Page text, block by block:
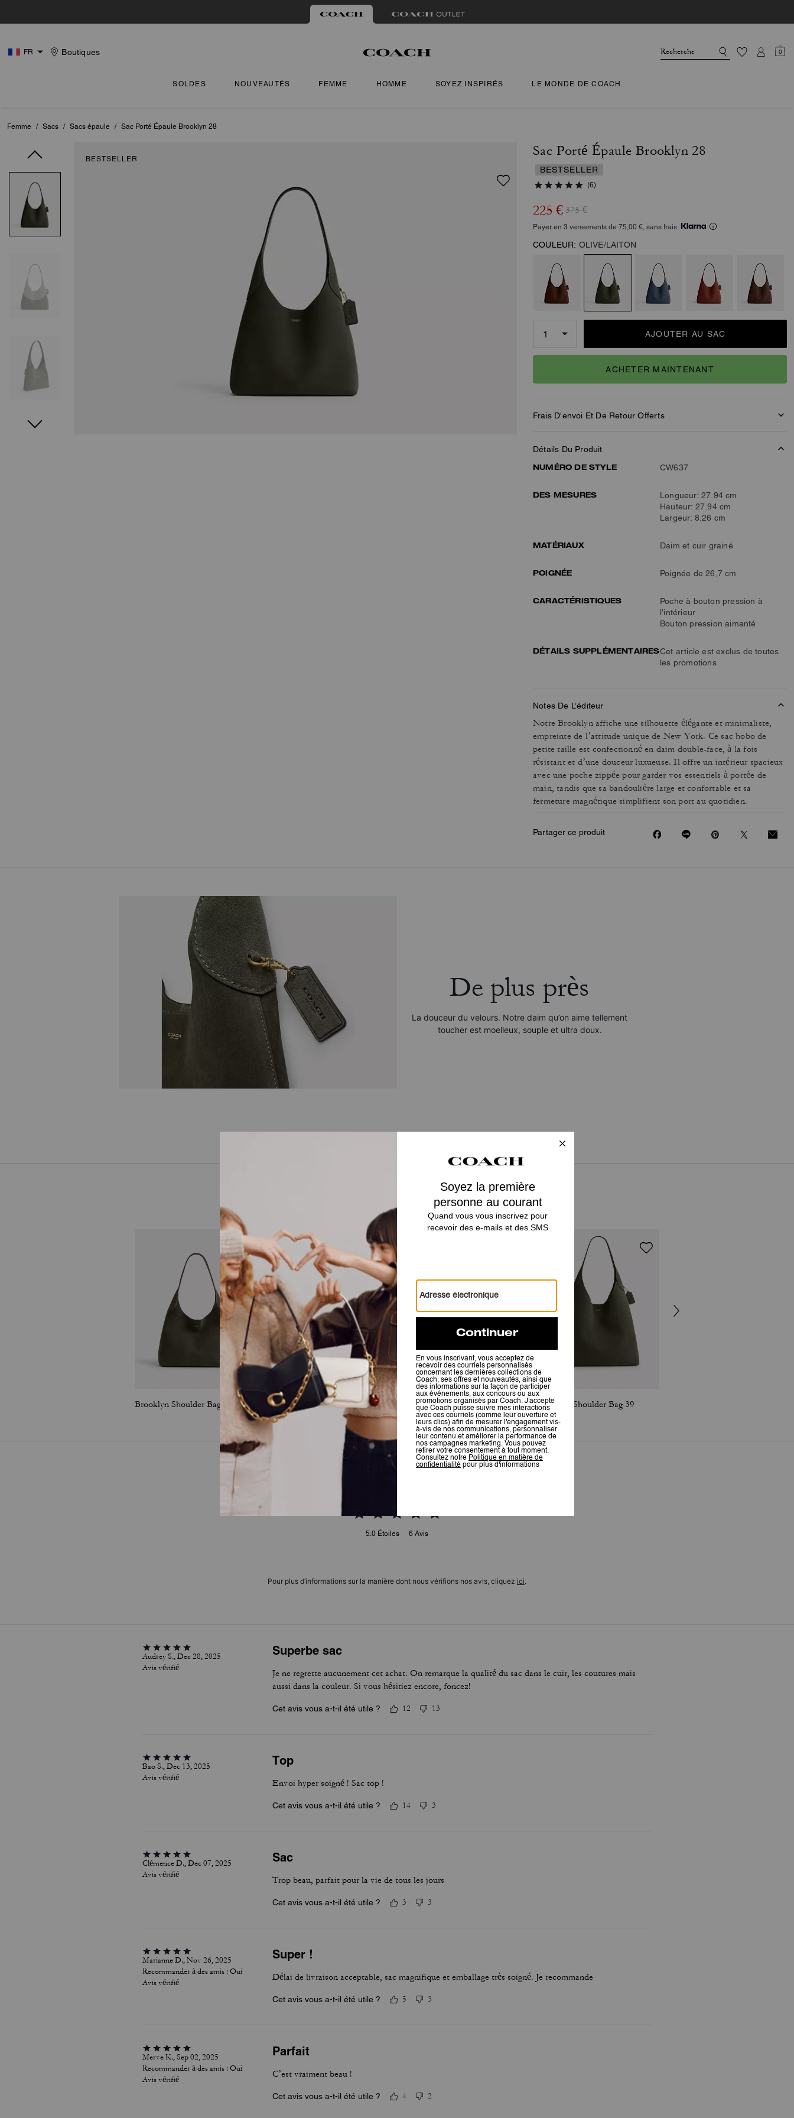
FR Boutiques 0
SOLDES NOUVEAUTÉS FEMME HOMME SOYEZ INSPIRÉS LE MONDE DE COACH
Femme / Sacs / Sacs épaule / Sac Porté Épaule Brooklyn 28
BESTSELLER
Sac Porté Épaule Brooklyn 28
BESTSELLER
(6)
225 € 375 €
Payer en 3 versements de 75,00 €, sans frais.
COULEUR: OLIVE/LAITON
AJOUTER AU SAC
ACHETER MAINTENANT
Frais D'envoi Et De Retour Offerts
Détails Du Produit
NUMÉRO DE STYLE
CW637
DES MESURES
Longueur: 27.94 cm
Hauteur: 27.94 cm
Largeur: 8.26 cm
MATÉRIAUX Daim et cuir grainé
POIGNÉE Poignée de 26,7 cm
CARACTÉRISTIQUES
Poche à bouton pression à
l’intérieur
Bouton pression aimanté
DÉTAILS SUPPLÉMENTAIRESCet article est exclus de toutes
les promotions
Notes De L’éditeur
Notre Brooklyn affiche une silhouette élégante et minimaliste,
empreinte de l’attitude unique de New York. Ce sac hobo de
petite taille est confectionné en daim double-face, à la fois
résistant et d’une douceur luxueuse. Il offre un intérieur spacieux
avec une poche zippée pour garder vos essentiels à portée de
main, tandis que sa bandoulière large et confortable et sa
fermeture magnétique simplifient son port au quotidien.
Partager ce produit
De plus près
La douceur du velours. Notre daim qu’on aime tellement
toucher est moelleux, souple et ultra doux.
Vous Aimerez Aussi
Brooklyn Shoulder Bag 34 Brooklyn Shoulder Bag 28 Brooklyn Shoulder Bag 39 Brooklyn Shoulder Bag 39
5.0 Étoiles 6 Avis
Pour plus d’informations sur la manière dont nous vérifions nos avis, cliquez ici.
Audrey S., Dec 28, 2025
Avis vérifié
Superbe sac
Je ne regrette aucunement cet achat. On remarque la qualité du sac dans le cuir, les coutures mais
aussi dans la couleur. Si vous hésitiez encore, foncez!
Cet avis vous a-t-il été utile ? 12 13
Bao S., Dec 13, 2025
Avis vérifié
Top
Envoi hyper soigné ! Sac top !
Cet avis vous a-t-il été utile ? 14 3
Clémence D., Dec 07, 2025
Avis vérifié
Sac
Trop beau, parfait pour la vie de tous les jours
Cet avis vous a-t-il été utile ? 3 3
Marianne D., Nov 26, 2025
Recommander à des amis : Oui
Avis vérifié
Super !
Délai de livraison acceptable, sac magnifique et emballage très soigné. Je recommande
Cet avis vous a-t-il été utile ? 5 3
Merve K., Sep 02, 2025
Recommander à des amis : Oui
Avis vérifié
Parfait
C’est vraiment beau !
Cet avis vous a-t-il été utile ? 4 2